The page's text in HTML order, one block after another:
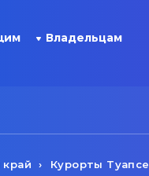
Владельцам
край Курорты Туапсе